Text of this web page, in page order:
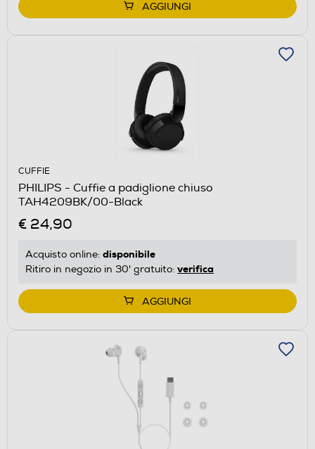
AGGIUNGI
CUFFIE
PHILIPS - Cuffie a padiglione chiuso
TAH4209BK/00-Black
€ 24,90
Acquisto online: disponibile
Ritiro in negozio in 30' gratuito: verifica
AGGIUNGI